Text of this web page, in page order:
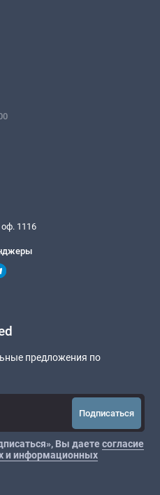
1116
предложения по
Подписаться
Вы даетесогласие
и информационных